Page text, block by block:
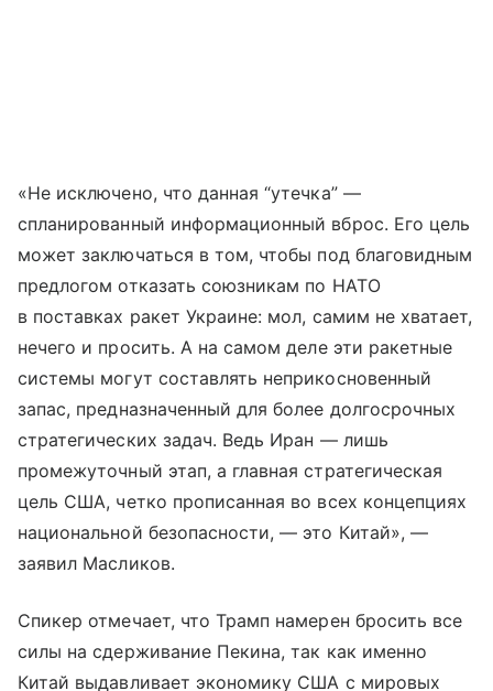
«Не исключено, что данная “утечка” —
спланированный информационный вброс. Его цель
может заключаться в том, чтобы под благовидным
предлогом отказать союзникам по НАТО
в поставках ракет Украине: мол, самим не хватает,
нечего и просить. А на самом деле эти ракетные
системы могут составлять неприкосновенный
запас, предназначенный для более долгосрочных
стратегических задач. Ведь Иран — лишь
промежуточный этап, а главная стратегическая
цель США, четко прописанная во всех концепциях
национальной безопасности, — это Китай», —
заявил Масликов.
Спикер отмечает, что Трамп намерен бросить все
силы на сдерживание Пекина, так как именно
Китай выдавливает экономику США с мировых